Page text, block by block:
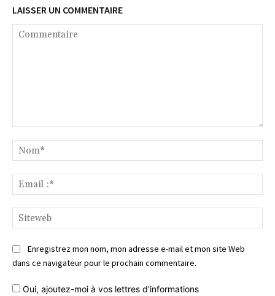
LAISSER UN COMMENTAIRE
:*
Enregistrez mon nom, mon adresse e-mail et mon site Web
dans ce navigateur pour le prochain commentaire.
Oui, ajoutez-moi à vos lettres d'informations